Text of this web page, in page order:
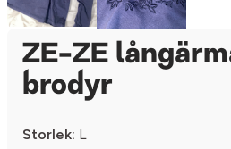
ZE-ZE
brodyr
Storlek: L